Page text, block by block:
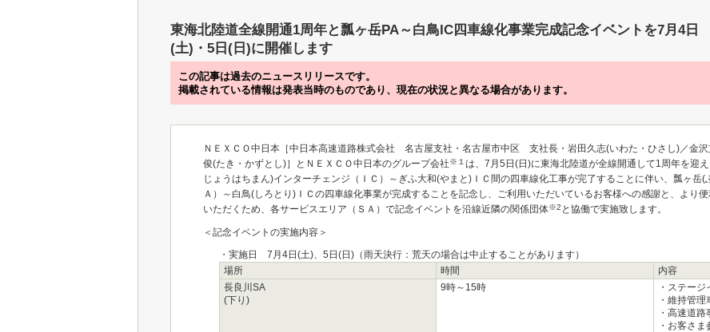
東海北陸道全線開通1周年と瓢ヶ岳PA～白鳥IC四車線化事業完成記念イベントを7月4日
(土)・5日(日)に開催します
この記事は過去のニュースリリースです。
掲載されている情報は発表当時のものであり、現在の状況と異なる場合があります。
ＮＥＸＣＯ中日本［中日本高速道路株式会社 名古屋支社・名古屋市中区 支社長・岩田久志(いわた・ひさし)／金
俊(たき・かずとし)］とＮＥＸＣＯ中日本のグループ会社※１ は、7月5日(日)に東海北陸道が全線開通して1周年を迎
じょうはちまん)インターチェンジ（ＩＣ）～ぎふ大和(やまと)ＩＣ間の四車線化工事が完了することに伴い、瓢ヶ岳(
Ａ）～白鳥(しろとり)ＩＣの四車線化事業が完成することを記念し、ご利用いただいているお客様への感謝と、より
いただくため、各サービスエリア（ＳＡ）で記念イベントを沿線近隣の関係団体※2 と協働で実施致します。
＜記念イベントの実施内容＞
・実施日 7月4日(土)、5日(日)（雨天決行：荒天の場合は中止することがあります）
場所
時間
内容
長良川SA
(下り)
9時～15時
・ステージ
・維持管理
・高速道路
・お客さ